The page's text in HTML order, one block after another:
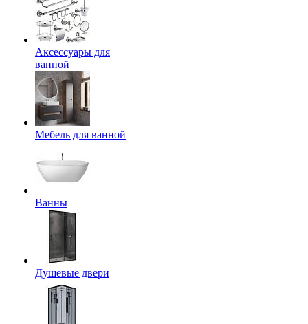
Аксессуары для
ванной
Мебель для ванной
Ванны
Душевые двери